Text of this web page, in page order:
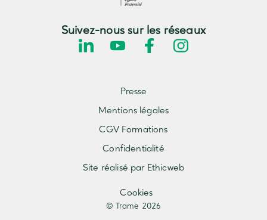
Suivez-nous sur les réseaux
© Trame 2026
Cookies
Presse
Mentions légales
CGV Formations
Confidentialité
Site réalisé par Ethicweb